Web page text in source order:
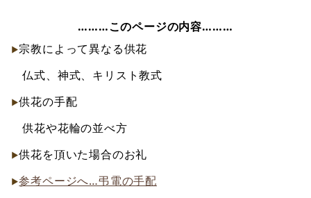
………このページの内容………
宗教によって異なる供花
仏式、神式、キリスト教式
供花の手配
供花や花輪の並べ方
供花を頂いた場合のお礼
参考ページへ…弔電の手配